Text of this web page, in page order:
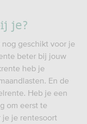
je?
geschikt voor je
beter bij jouw
heb je
En de
Heb je een
om eerst te
je je rentesoort